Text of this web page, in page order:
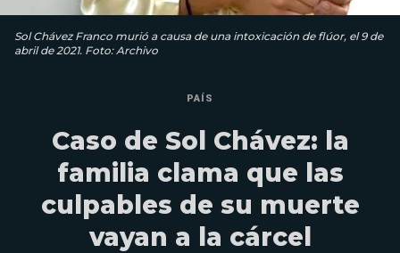
Sol Chávez Franco murió a causa de una intoxicación de flúor, el 9 de
abril de 2021. Foto: Archivo
PAÍS
Caso de Sol Chávez: la
familia clama que las
culpables de su muerte
vayan a la cárcel